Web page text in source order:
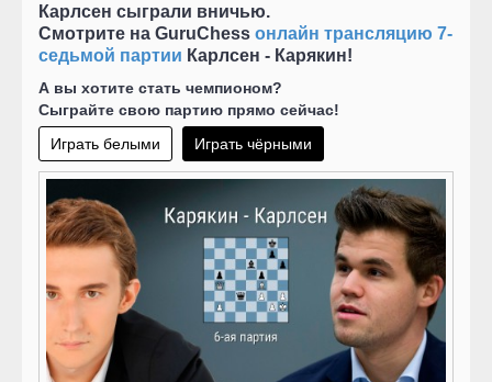
Карлсен сыграли вничью.
Смотрите на GuruChess онлайн трансляцию 7-
седьмой партии Карлсен - Карякин!
А вы хотите стать чемпионом?
Сыграйте свою партию прямо сейчас!
Играть белыми
Играть чёрными